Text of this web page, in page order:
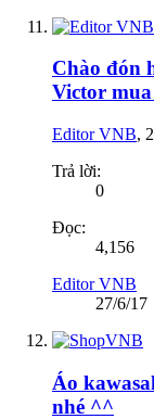
Chào đón
Victor
Editor VNB,
Trả lời:
0
Đọc:
4,156
Editor VNB
27/6/17
Áo
nhé ^^